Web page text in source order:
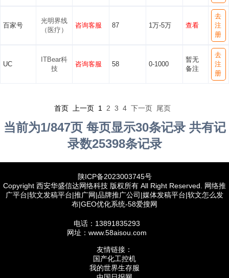
百家号
光明界线
（医疗）
咨询客服 87 1万-5万 查看
去
注
册
UC
ITBear科
技
咨询客服 58 0-1000
暂无
备注
去
注
册
首页 上一页 1 2 3 4 下一页 尾页
当前为1/847页 每页显示30条记录 共有记
录数25398条记录
陕ICP备2023003745号
Copyright 西安华盛信达网络科技 版权所有 All Right Reserved. 网络推
广平台|软文发稿平台|推广网|品牌推广公司|媒体发稿平台|软文怎么发
布|GEO优化系统-58爱搜网
电话：13891835293
网址：www.58aisou.com
友情链接：
国产化工控机
我的世界生存服